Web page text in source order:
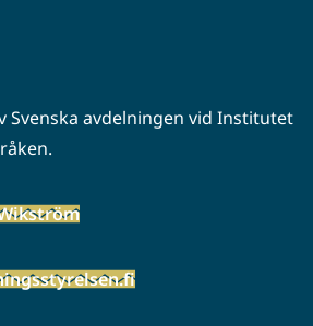
Svenska avdelningen vid Institutet